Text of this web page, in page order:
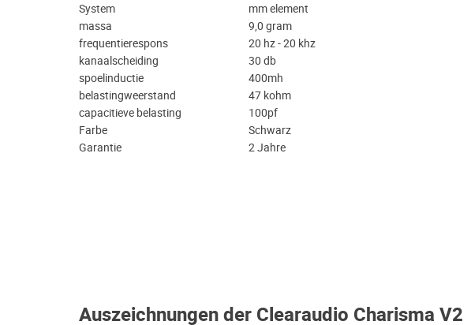
System
mm element
massa
9,0 gram
frequentierespons
20 hz - 20 khz
kanaalscheiding
30 db
spoelinductie
400mh
belastingweerstand
47 kohm
capacitieve belasting
100pf
Farbe
Schwarz
Garantie
2 Jahre
Auszeichnungen der Clearaudio Charisma V2